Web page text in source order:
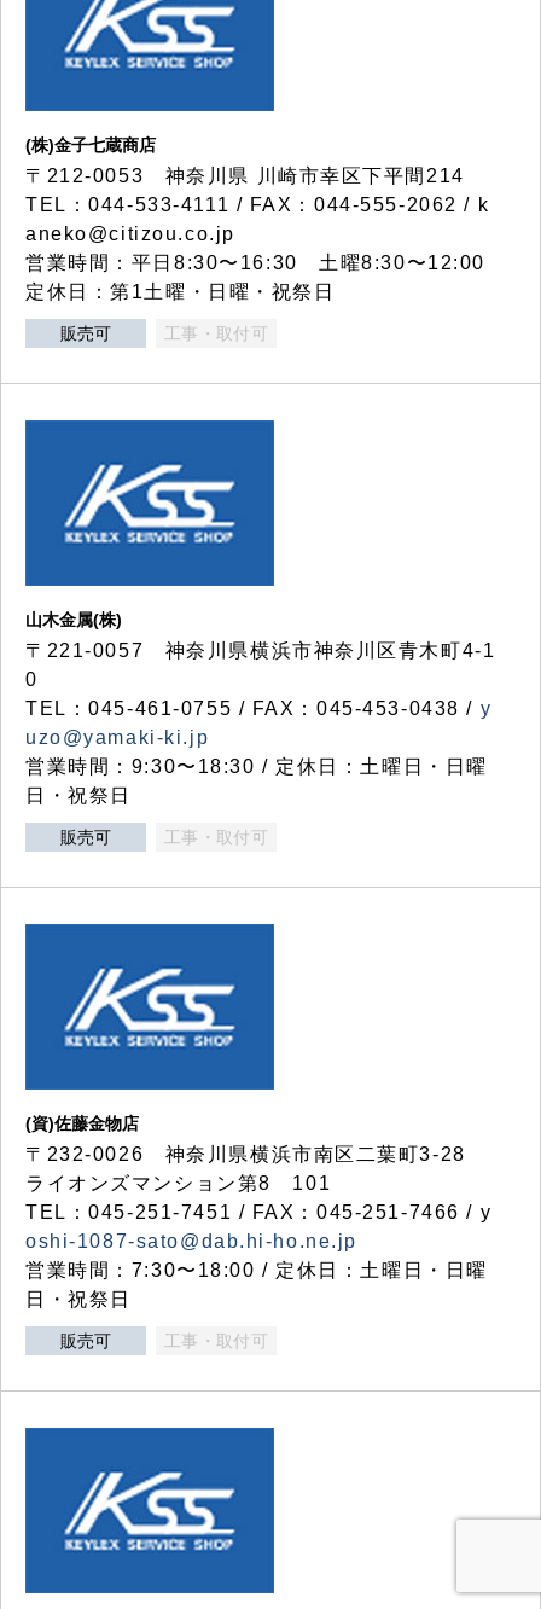
(株)金子七蔵商店
〒212-0053 神奈川県 川崎市幸区下平間214
TEL：044-533-4111 / FAX：044-555-2062 / k
aneko@citizou.co.jp
営業時間：平日8:30〜16:30 土曜8:30〜12:00
定休日：第1土曜・日曜・祝祭日
販売可 工事・取付可
山木金属(株)
〒221-0057 神奈川県横浜市神奈川区青木町4-1
0
TEL：045-461-0755 / FAX：045-453-0438 / y
uzo@yamaki-ki.jp
営業時間：9:30〜18:30 / 定休日：土曜日・日曜
日・祝祭日
販売可 工事・取付可
(資)佐藤金物店
〒232-0026 神奈川県横浜市南区二葉町3-28
ライオンズマンション第8 101
TEL：045-251-7451 / FAX：045-251-7466 / y
oshi-1087-sato@dab.hi-ho.ne.jp
営業時間：7:30〜18:00 / 定休日：土曜日・日曜
日・祝祭日
販売可 工事・取付可